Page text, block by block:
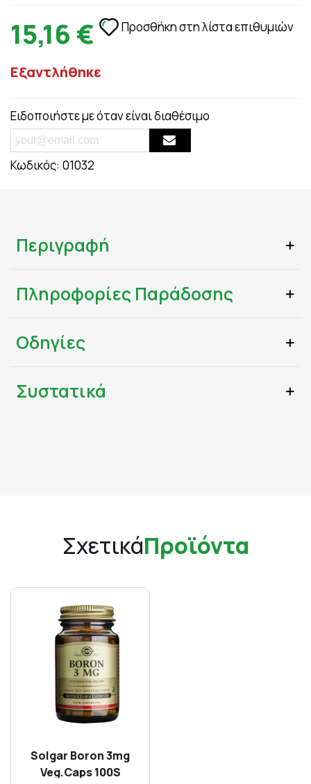
15,16 € Προσθήκη στη λίστα επιθυμιών
Εξαντλήθηκε
Ειδοποιήστε με όταν είναι διαθέσιμο
Κωδικός: 01032
Περιγραφή
Πληροφορίες Παράδοσης
Οδηγίες
Συστατικά
ΣχετικάΠροϊόντα
Solgar Boron 3mg
Veg.Caps 100S